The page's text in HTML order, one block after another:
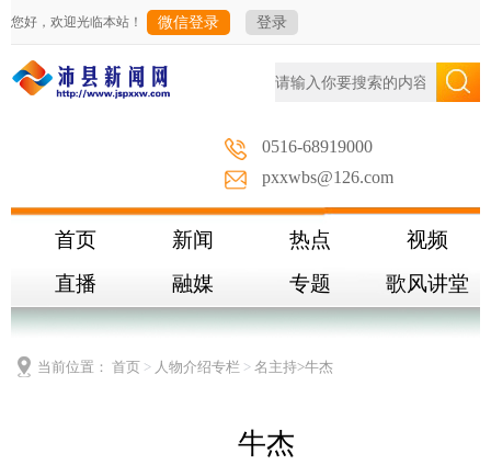
您好，欢迎光临本站！ 微信登录 登录
0516-68919000
pxxwbs@126.com
首页 新闻 热点
视频
直播
融媒 专题 歌风讲堂
当前位置： 首页 > 人物介绍专栏 > 名主持>牛杰
牛杰